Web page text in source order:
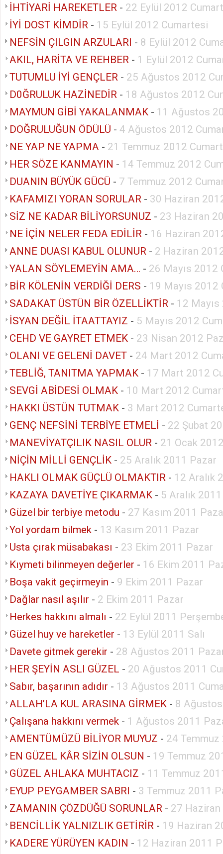
İHTİYARİ HAREKETLER - 22 Eylül 2012
İYİ DOST KİMDİR - 15 Eylül 2012 Cumartesi
NEFSİN ÇILGIN ARZULARI - 8 Eylül 2012
AKIL, HARİTA VE REHBER - 1 Eylül 2012
TUTUMLU İYİ GENÇLER - 25 Ağustos 2012
D0ĞRULUK HAZİNEDİR - 18 Ağustos 2012
MAYMUN GİBİ YAKALANMAK - 11 Ağustos
DOĞRULUĞUN ÖDÜLÜ - 4 Ağustos 2012
NE YAP NE YAPMA - 21 Temmuz 2012
HER SÖZE KANMAYIN - 14 Temmuz 2012
DUANIN BÜYÜK GÜCÜ - 7 Temmuz 2012
KAFAMIZI YORAN SORULAR - 30 Haziran
SİZ NE KADAR BİLİYORSUNUZ - 23 Haziran
NE İÇİN NELER FEDA EDİLİR - 16 Haziran
ANNE DUASI KABUL OLUNUR - 2 Haziran
YALAN SÖYLEMEYİN AMA… - 26 Mayıs 2012
BİR KÖLENİN VERDİĞİ DERS - 19 Mayıs 2012
SADAKAT ÜSTÜN BİR ÖZELLİKTİR - 12
İSYAN DEĞİL İTAATTAYIZ - 5 Mayıs 2012
CEHD VE GAYRET ETMEK - 23 Nisan 2012
OLANI VE GELENİ DAVET - 24 Mart 2012
TEBLİĞ, TANITMA YAPMAK - 17 Mart 2012
SEVGİ ABİDESİ OLMAK - 10 Mart 2012
HAKKI ÜSTÜN TUTMAK - 3 Mart 2012
GENÇ NEFSİNİ TERBİYE ETMELİ - 22 Şubat
MANEVİYATÇILIK NASIL OLUR - 21 Ocak
NİÇİN MİLLİ GENÇLİK - 25 Aralık 2011 Pazar
HAKLI OLMAK GÜÇLÜ OLMAKTIR - 12 Aralık
KAZAYA DAVETİYE ÇIKARMAK - 5 Aralık
Güzel bir terbiye metodu - 27 Kasım 2011
Yol yordam bilmek - 13 Kasım 2011 Pazar
Usta çırak müsabakası - 23 Ekim 2011 Pazar
Kıymeti bilinmeyen değerler - 16 Ekim 2011
Boşa vakit geçirmeyin - 9 Ekim 2011 Pazar
Dağlar nasıl aşılır - 2 Ekim 2011 Pazar
Herkes hakkını almalı - 22 Eylül 2011
Güzel huy ve hareketler - 13 Eylül 2011 Salı
Davete gitmek gerekir - 28 Ağustos 2011
HER ŞEYİN ASLI GÜZEL - 20 Ağustos 2011
Sabır, başarının adıdır - 13 Ağustos 2011
ALLAH’LA KUL ARASINA GİRMEK - 8
Çalışana hakkını vermek - 1 Ağustos 2011
AMENTÜMÜZÜ BİLİYOR MUYUZ - 24
EN GÜZEL KÂR SİZİN OLSUN - 19 Temmuz
GÜZEL AHLAKA MUHTACIZ - 11 Temmuz
EYUP PEYGAMBER SABRI - 3 Temmuz 2011
ZAMANIN ÇÖZDÜĞÜ SORUNLAR - 27
BENCİLLİK YALNIZLIK GETİRİR - 19 Haziran
KADERE YÜRÜYEN KADIN - 12 Haziran 2011